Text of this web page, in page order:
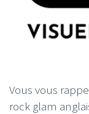
Vous vous
rock glam